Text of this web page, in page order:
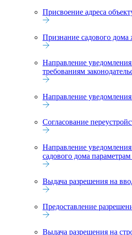
Присвоение адреса
Признание садового
Направление
требованиям
Направление уведомления
Согласование
Направление
садового дома
Выдача разрешения на
Предоставление
Выдача разрешения на